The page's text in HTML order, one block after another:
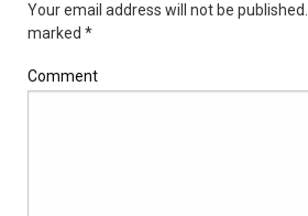
Your email address will not be published.
marked *
Comment